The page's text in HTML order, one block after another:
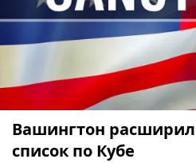
Вашингтон
список по Кубе